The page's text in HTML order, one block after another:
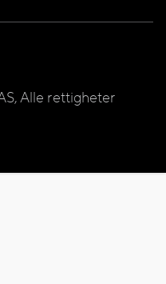
Alle rettigheter